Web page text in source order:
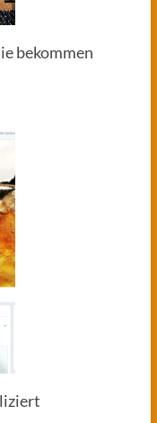
bekommen